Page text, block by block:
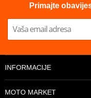
Primajte
INFORMACIJE
MOTO MARKET